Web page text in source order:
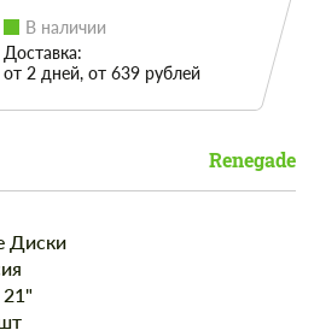
В наличии
Доставка:
от 2 дней, от 639 рублей
Renegade
Диски
21"